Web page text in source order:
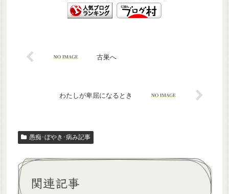
古巣へ
わたしが卑屈になるとき
愚痴･ぼやき･病み記事
関連記事